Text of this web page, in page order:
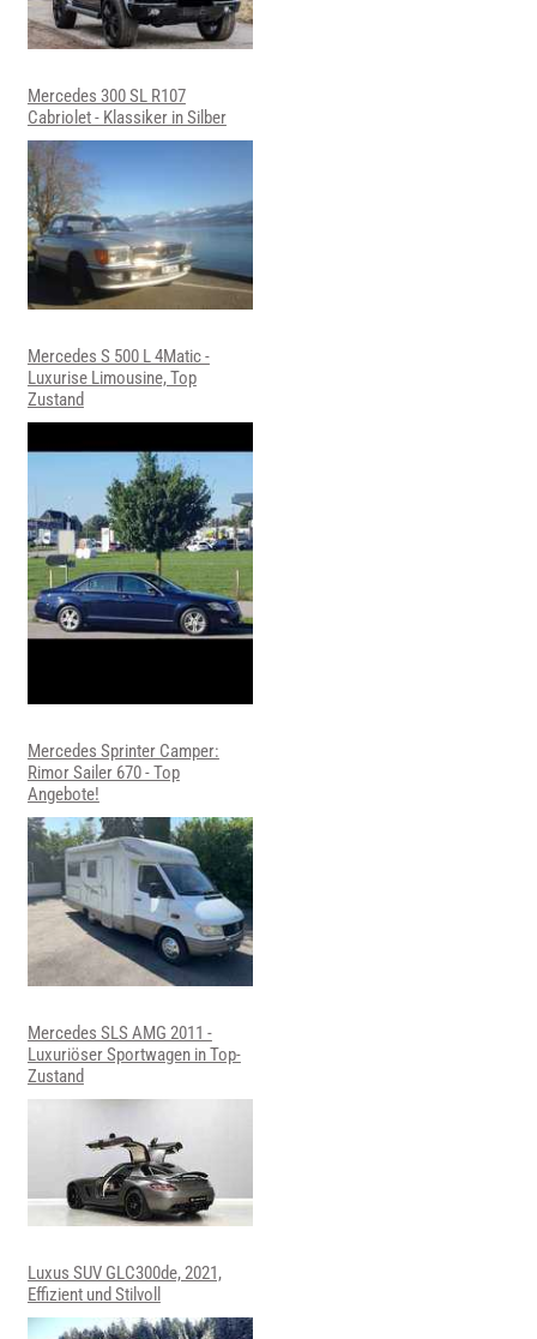
Mercedes 300 SL R107
Cabriolet - Klassiker in Silber
Mercedes S 500 L 4Matic -
Luxurise Limousine, Top
Zustand
Mercedes Sprinter Camper:
Rimor Sailer 670 - Top
Angebote!
Mercedes SLS AMG 2011 -
Luxuriöser Sportwagen in Top-
Zustand
Luxus SUV GLC300de, 2021,
Effizient und Stilvoll